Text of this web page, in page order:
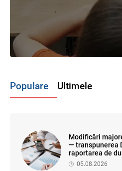
Populare Ultimele
Modificări
— transpunerea
raportarea de
05.08.2026